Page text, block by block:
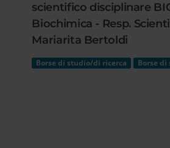
scientifico disciplinare
Biochimica - Resp.
Mariarita Bertoldi
Borse di studio/di ricerca Borse